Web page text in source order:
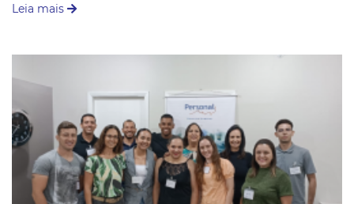
Leia mais